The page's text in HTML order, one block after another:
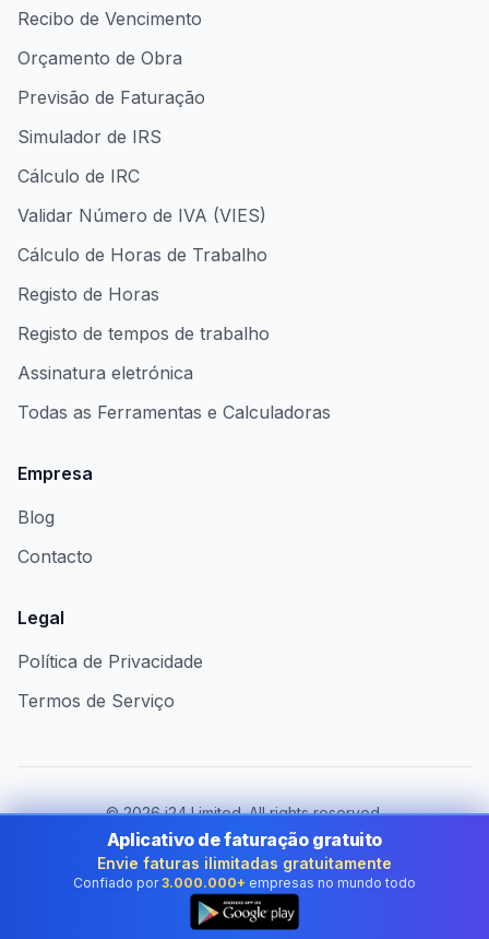
Recibo de Vencimento
Orçamento de Obra
Previsão de Faturação
Simulador de IRS
Cálculo de IRC
Validar Número de IVA (VIES)
Cálculo de Horas de Trabalho
Registo de Horas
Registo de tempos de trabalho
Assinatura eletrónica
Todas as Ferramentas e Calculadoras
Empresa
Blog
Contacto
Legal
Política de Privacidade
Termos de Serviço
©2026i24 Limited. All rights reserved.
Ao serviço das empresas em Portugal
Mudar de país:
Portugal
Aplicativo de faturação gratuito
Envie faturas ilimitadas gratuitamente
Confiado por 3.000.000+ empresas no mundo todo